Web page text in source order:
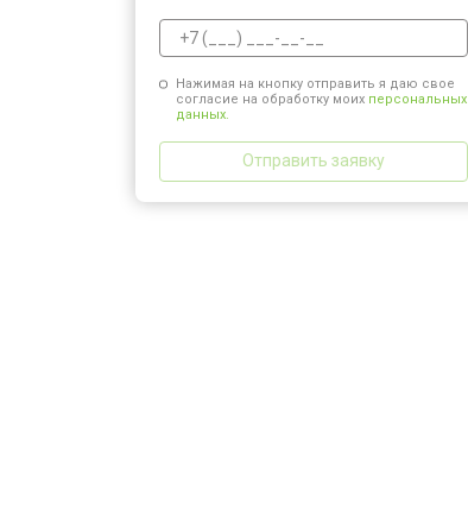
Нажимая на кнопку отправить я даю свое
согласие на обработку моих персональных
данных.
Отправить заявку